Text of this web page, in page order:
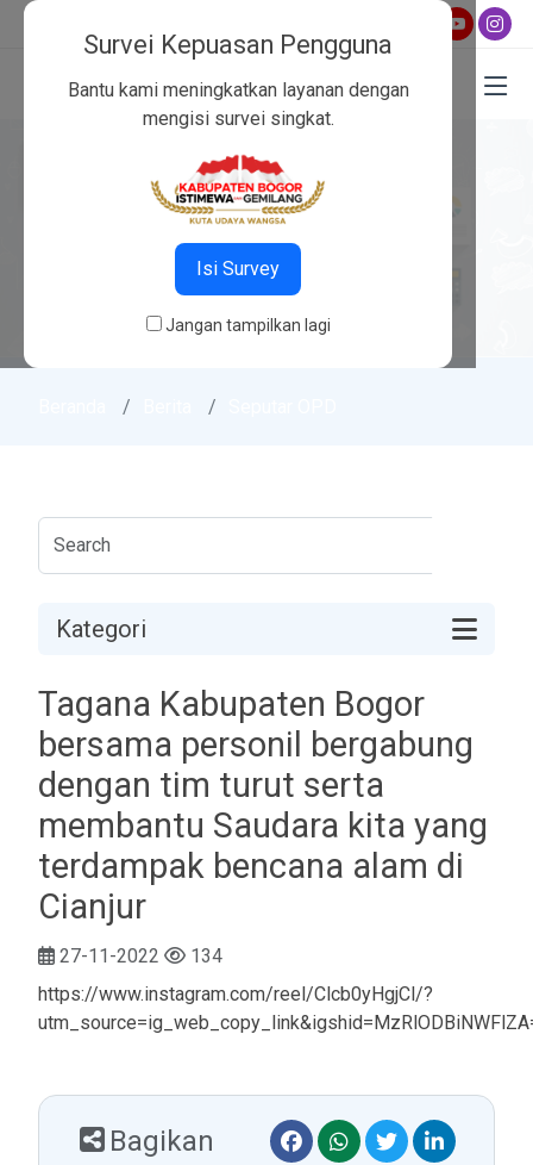
Kategori
Tagana Kabupaten Bogor
bersama personil bergabung
dengan tim turut serta
membantu Saudara kita yang
terdampak bencana alam di
Cianjur
27-11-2022
134
https://www.instagram.com/reel/Clcb0yHgjCl/?
Bagikan
Survei Kepuasan Pengguna
Bantu kami meningkatkan layanan dengan
mengisi survei singkat.
Isi Survey
Jangan tampilkan lagi